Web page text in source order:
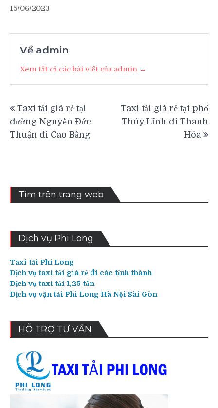
15/06/2023
Về admin
Xem tất cả các bài viết của admin →
hướng
bài
Taxi tải giá rẻ tại
đường Nguyễn Đức
Thuận đi Cao Bằng
Taxi tải giá rẻ tại phố
Thúy Lĩnh đi Thanh
Hóa
Tìm trên trang web
Dịch vụ Phi Long
Taxi tải Phi Long
Dịch vụ taxi tải giá rẻ đi các tỉnh thành
Dịch vụ taxi tải 1,25 tấn
Dịch vụ vận tải Phi Long Hà Nội Sài Gòn
HỖ TRỢ TƯ VẤN